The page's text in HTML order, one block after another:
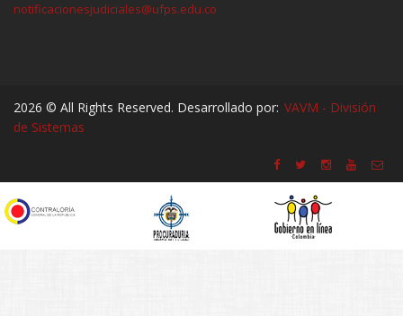
notificacionesjudiciales@ufps.edu.co
2026 © All Rights Reserved. Desarrollado por: VAVM - División
de Sistemas